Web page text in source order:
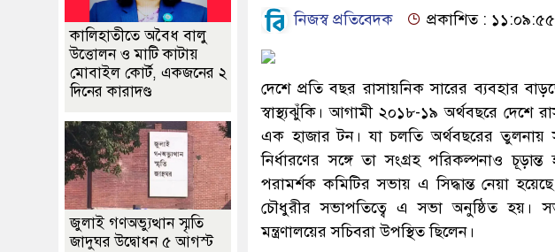
নিজস্ব প্রতিবেদক প্রকাশিত :
দেশে প্রতি বছর রাসায়নিক সারের ব্যবহার
স্বাস্থ্যঝুঁকি। আগামী ২০১৮-১৯ অর্থবছরে দেশে
এক হাজার টন। যা চলতি অর্থবছরের তুলনায়
নির্ধারণের সঙ্গে তা সংগ্রহ পরিকল্পনাও
পরামর্শক কমিটির সভায় এ সিদ্ধান্ত নেয়া
চৌধুরীর সভাপতিত্বে এ সভা অনুষ্ঠিত হয়।
মন্ত্রণালয়ের সচিবরা উপস্থিত ছিলেন।
কালিহাতীতে অবৈধ বালু
উত্তোলন ও মাটি কাটায়
মোবাইল কোর্ট, একজনের ২
দিনের কারাদণ্ড
জুলাই গণঅভ্যুত্থান স্মৃতি
জাদুঘর উদ্বোধন ৫ আগস্ট